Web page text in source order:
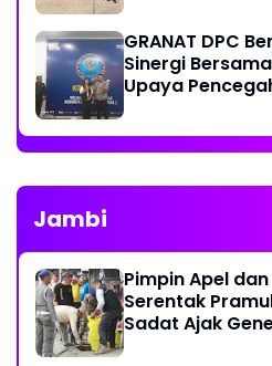
GRANAT DPC
Sinergi
Upaya
Jambi
Pimpin Apel
Serentak
Sadat Ajak